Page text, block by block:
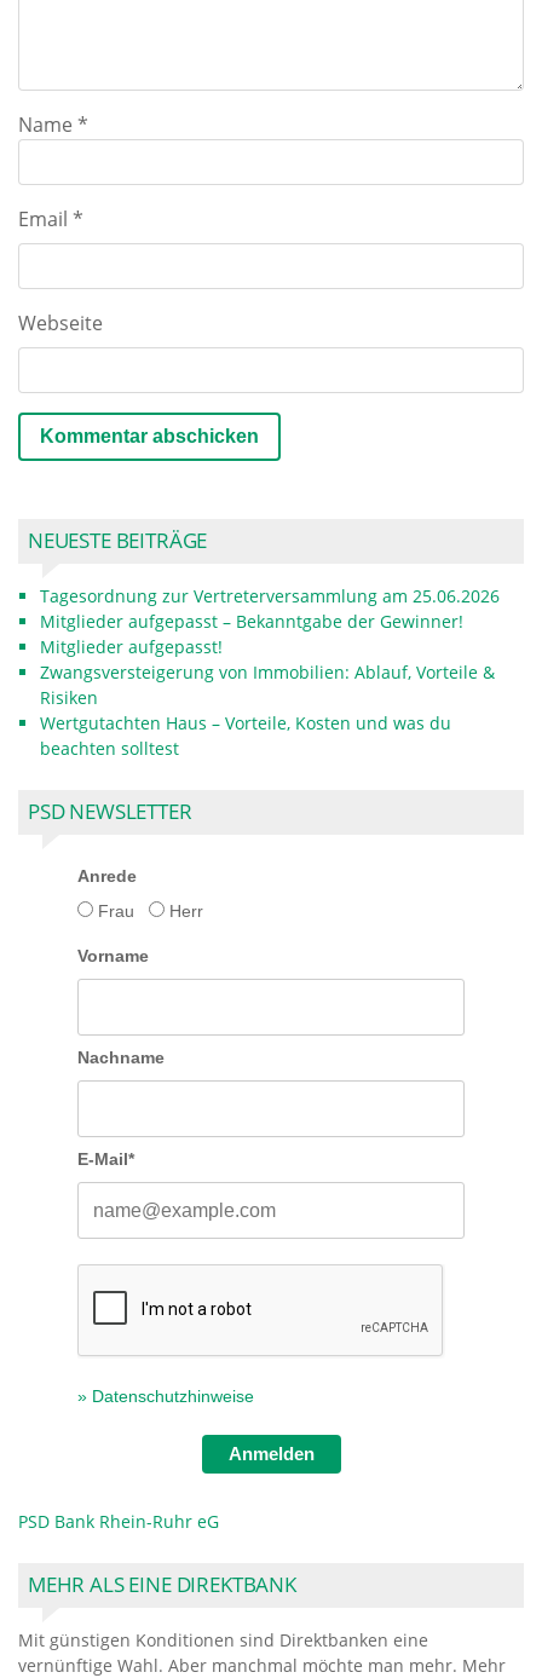
Name *
Email *
Webseite
NEUESTE BEITRÄGE
Tagesordnung zur Vertreterversammlung am 25.06.2026
Mitglieder aufgepasst – Bekanntgabe der Gewinner!
Mitglieder aufgepasst!
Zwangsversteigerung von Immobilien: Ablauf, Vorteile &
Risiken
Wertgutachten Haus – Vorteile, Kosten und was du
beachten solltest
PSD NEWSLETTER
Anrede
Frau
Herr
Vorname
Nachname
E-Mail*
» Datenschutzhinweise
Anmelden
PSD Bank Rhein-Ruhr eG
MEHR ALS EINE DIREKTBANK
Mit günstigen Konditionen sind Direktbanken eine
vernünftige Wahl. Aber manchmal möchte man mehr. Mehr